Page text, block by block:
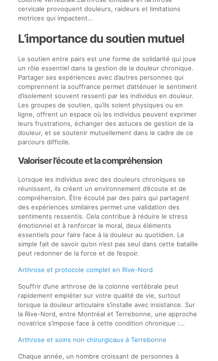
cervicale provoquent douleurs, raideurs et limitations
motrices qui impactent…
L’importance du soutien mutuel
Le soutien entre pairs est une forme de solidarité qui joue
un rôle essentiel dans la gestion de la douleur chronique.
Partager ses expériences avec d’autres personnes qui
comprennent la souffrance permet d’atténuer le sentiment
d’isolement souvent ressenti par les individus en douleur.
Les groupes de soutien, qu’ils soient physiques ou en
ligne, offrent un espace où les individus peuvent exprimer
leurs frustrations, échanger des astuces de gestion de la
douleur, et se soutenir mutuellement dans le cadre de ce
parcours difficile.
Valoriser l’écoute et la compréhension
Lorsque les individus avec des douleurs chroniques se
réunissent, ils créent un environnement d’écoute et de
compréhension. Être écouté par des pairs qui partagent
des expériences similaires permet une validation des
sentiments ressentis. Cela contribue à réduire le stress
émotionnel et à renforcer le moral, deux éléments
essentiels pour faire face à la douleur au quotidien. Le
simple fait de savoir qu’on n’est pas seul dans cette bataille
peut redonner de la force et de l’espoir.
Arthrose et protocole complet en Rive-Nord
Souffrir d’une arthrose de la colonne vertébrale peut
rapidement empiéter sur votre qualité de vie, surtout
lorsque la douleur articulaire s’installe avec insistance. Sur
la Rive-Nord, entre Montréal et Terrebonne, une approche
novatrice s’impose face à cette condition chronique :…
Arthrose et soins non chirurgicaux à Terrebonne
Chaque année, un nombre croissant de personnes à